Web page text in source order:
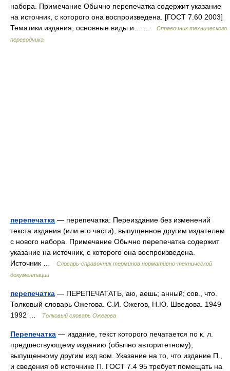
набора. Примечание Обычно перепечатка содержит указание
на источник, с которого она воспроизведена. [ГОСТ 7.60 2003]
Тематики издания, основные виды и… …
Справочник технического
переводчика
перепечатка — перепечатка: Переиздание без изменений
текста издания (или его части), выпущенное другим издателем
с нового набора. Примечание Обычно перепечатка содержит
указание на источник, с которого она воспроизведена.
Источник …
Словарь-справочник терминов нормативно-технической
документации
перепечатка — ПЕРЕПЕЧАТАТЬ, аю, аешь; анный; сов., что.
Толковый словарь Ожегова. С.И. Ожегов, Н.Ю. Шведова. 1949
1992 …
Толковый словарь Ожегова
Перепечатка — издание, текст которого печатается по к. л.
предшествующему изданию (обычно авторитетному),
выпущенному другим изд вом. Указание на то, что издание П.,
и сведения об источнике П. ГОСТ 7.4 95 требует помещать на